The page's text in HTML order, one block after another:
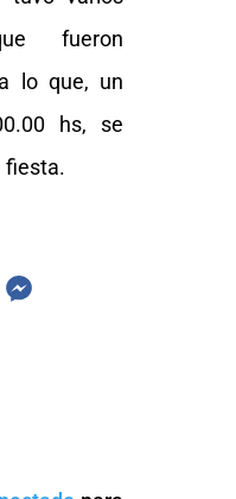
fueron
lo que, un
hs, se
fiesta.
C